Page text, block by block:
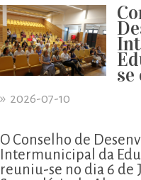
se
» 2026-07-10
O Conselho de
Intermunicipal da
reuniu-se no dia 6 de